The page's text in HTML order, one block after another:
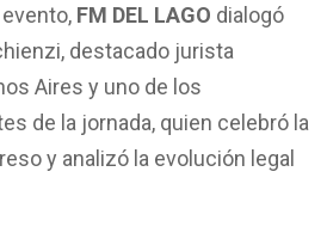
FM DEL LAGO dialogó
destacado jurista
Aires y uno de los
de la jornada, quien celebró la
y analizó la evolución legal